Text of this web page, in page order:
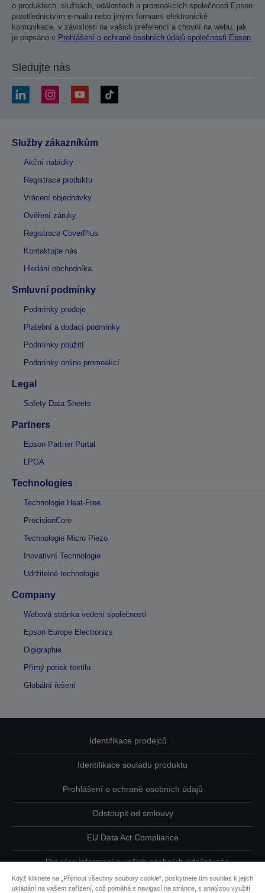
o produktech, službách, událostech a promoakcích společnosti Epson
prostřednictvím e-mailu nebo jinými formami elektronické
komunikace, v závislosti na vašich preferencí a chovní na webu, jak
je popsáno v Prohlášení o ochraně osobních údajů společnosti Epson
Sledujte nás
Služby zákazníkům
Akční nabídky
Registrace produktu
Vrácení objednávky
Ověření záruky
Registrace CoverPlus
Kontaktujte nás
Hledání obchodníka
Smluvní podmínky
Podmínky prodeje
Platební a dodací podmínky
Podmínky použití
Podmínky online promoakcí
Legal
Safety Data Sheets
Partners
Epson Partner Portal
LPGA
Technologies
Technologie Heat-Free
PrecisionCore
Technologie Micro Piezo
Inovativní Technologie
Udržitelné technologie
Company
Webová stránka vedení společnosti
Epson Europe Electronics
Digigraphie
Přímý potisk textilu
Globální řešení
Identifikace prodejců
Identifikace souladu produktu
Prohlášení o ochraně osobních údajů
Odstoupit od smlouvy
EU Data Act Compliance
Pro více informací o vašich osobních údajích nás
Když kliknete na „Přijmout všechny soubory cookie“, poskytnete tím souhlas k jejich
ukládání na vašem zařízení, což pomáhá s navigací na stránce, s analýzou využití